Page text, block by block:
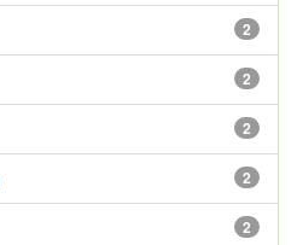
2
2
2
2
2